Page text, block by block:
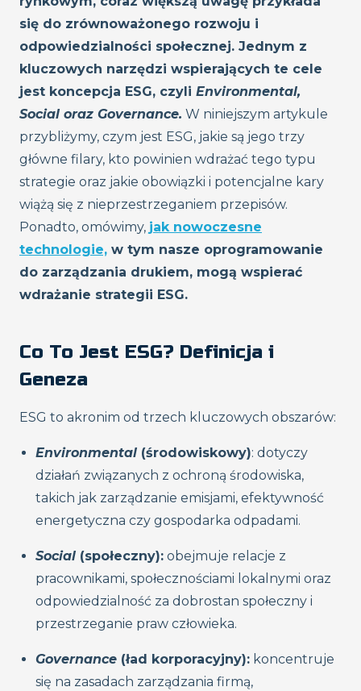
się do zrównoważonego rozwoju i
odpowiedzialności społecznej. Jednym z
kluczowych narzędzi wspierających te cele
jest koncepcja ESG, czyli Environmental,
Social oraz Governance. W niniejszym artykule
przybliżymy, czym jest ESG, jakie są jego trzy
główne filary, kto powinien wdrażać tego typu
strategie oraz jakie obowiązki i potencjalne kary
wiążą się z nieprzestrzeganiem przepisów.
Ponadto, omówimy, jak nowoczesne
technologie, w tym nasze oprogramowanie
do zarządzania drukiem, mogą wspierać
wdrażanie strategii ESG.
Co To Jest ESG? Definicja i
Geneza
ESG to akronim od trzech kluczowych obszarów:
Environmental (środowiskowy): dotyczy
działań związanych z ochroną środowiska,
takich jak zarządzanie emisjami, efektywność
energetyczna czy gospodarka odpadami.
Social (społeczny): obejmuje relacje z
pracownikami, społecznościami lokalnymi oraz
odpowiedzialność za dobrostan społeczny i
przestrzeganie praw człowieka.
Governance (ład korporacyjny): koncentruje
się na zasadach zarządzania firmą,